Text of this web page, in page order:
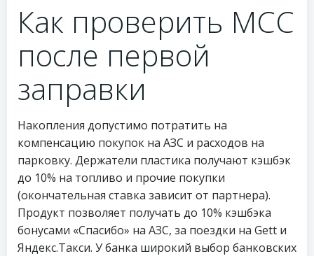
Как проверить MCC
после первой
заправки
Накопления допустимо потратить на
компенсацию покупок на АЗС и расходов на
парковку. Держатели пластика получают кэшбэк
до 10% на топливо и прочие покупки
(окончательная ставка зависит от партнера).
Продукт позволяет получать до 10% кэшбэка
бонусами «Спасибо» на АЗС, за поездки на Gett и
Яндекс.Такси. У банка широкий выбор банковских